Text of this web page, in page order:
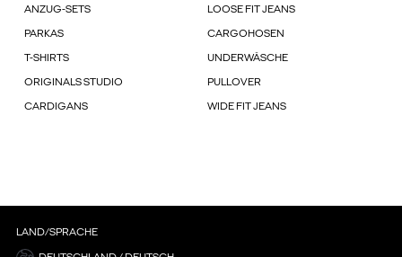
ANZUG-SETS LOOSE FIT JEANS
PARKAS CARGOHOSEN
T-SHIRTS UNDERWÄSCHE
ORIGINALS STUDIO PULLOVER
CARDIGANS WIDE FIT JEANS
LAND/SPRACHE